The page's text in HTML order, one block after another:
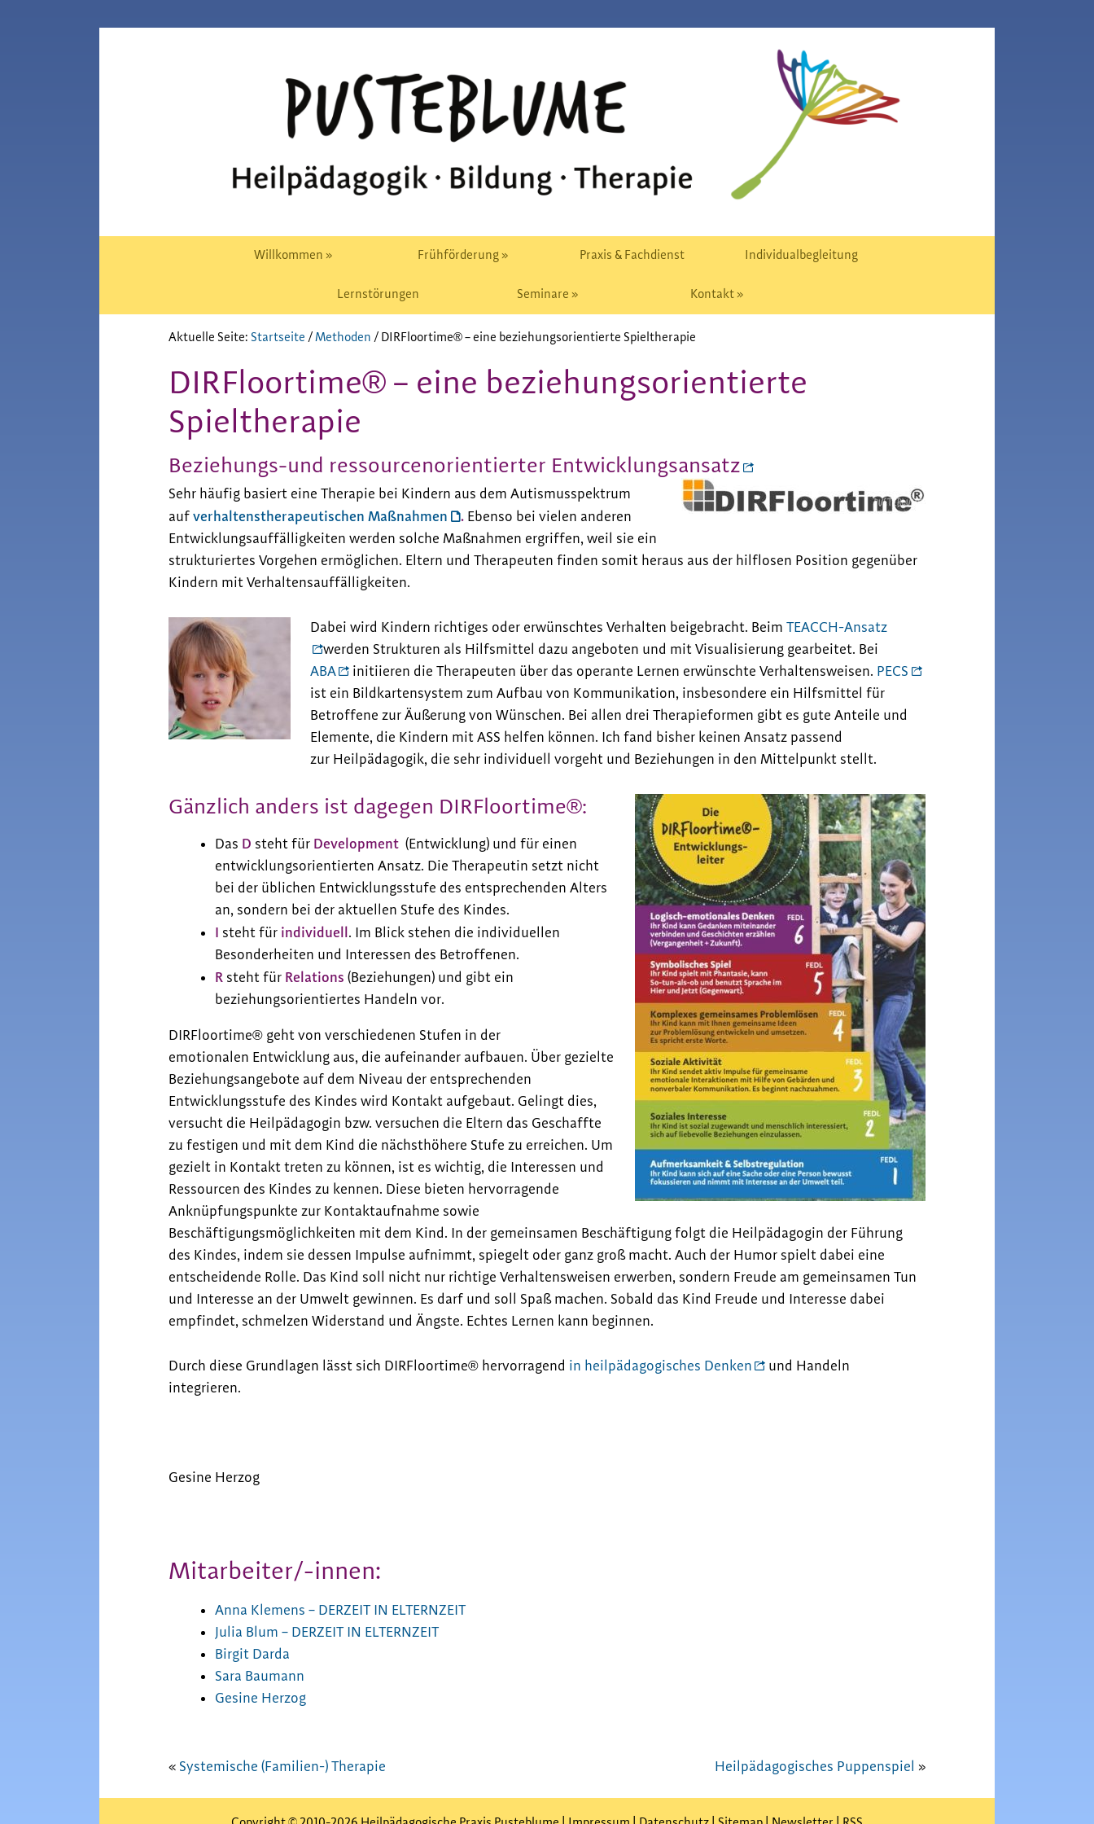
Hauptnavigation
Willkommen » Frühförderung » Praxis & Fachdienst Individualbegleitung
Lernstörungen Seminare » Kontakt »
Aktuelle Seite: Startseite /Methoden / DIRFloortime® – eine beziehungsorientierte Spieltherapie
DIRFloortime® – eine beziehungsorientierte
Spieltherapie
Beziehungs-und ressourcenorientierter Entwicklungsansatz
Sehr häufig basiert eine Therapie bei Kindern aus dem Autismusspektrum
aufverhaltenstherapeutischen Maßnahmen . Ebenso bei vielen anderen
Entwicklungsauffälligkeiten werden solche Maßnahmen ergriffen, weil sie ein
strukturiertes Vorgehen ermöglichen. Eltern und Therapeuten finden somit heraus aus der hilflosen Position gegenüber
Kindern mit Verhaltensauffälligkeiten.
Dabei wird Kindern richtiges oder erwünschtes Verhalten beigebracht. Beim TEACCH-Ansatz
werden Strukturen als Hilfsmittel dazu angeboten und mit Visualisierung gearbeitet. Bei
ABA
initiieren die Therapeuten über das operante Lernen erwünschte Verhaltensweisen. PECS
ist ein Bildkartensystem zum Aufbau von Kommunikation, insbesondere ein Hilfsmittel für
Betroffene zur Äußerung von Wünschen. Bei allen drei Therapieformen gibt es gute Anteile und
Elemente, die Kindern mit ASS helfen können. Ich fand bisher keinen Ansatz passend
zur Heilpädagogik, die sehr individuell vorgeht und Beziehungen in den Mittelpunkt stellt.
Gänzlich anders ist dagegen DIRFloortime®:
Das D steht für Development (Entwicklung) und für einen
entwicklungsorientierten Ansatz. Die Therapeutin setzt nicht
bei der üblichen Entwicklungsstufe des entsprechenden Alters
an, sondern bei der aktuellen Stufe des Kindes.
I steht für individuell. Im Blick stehen die individuellen
Besonderheiten und Interessen des Betroffenen.
R steht für Relations (Beziehungen) und gibt ein
beziehungsorientiertes Handeln vor.
DIRFloortime® geht von verschiedenen Stufen in der
emotionalen Entwicklung aus, die aufeinander aufbauen. Über gezielte
Beziehungsangebote auf dem Niveau der entsprechenden
Entwicklungsstufe des Kindes wird Kontakt aufgebaut. Gelingt dies,
versucht die Heilpädagogin bzw. versuchen die Eltern das Geschaffte
zu festigen und mit dem Kind die nächsthöhere Stufe zu erreichen. Um
gezielt in Kontakt treten zu können, ist es wichtig, die Interessen und
Ressourcen des Kindes zu kennen. Diese bieten hervorragende
Anknüpfungspunkte zur Kontaktaufnahme sowie
Beschäftigungsmöglichkeiten mit dem Kind. In der gemeinsamen Beschäftigung folgt die Heilpädagogin der Führung
des Kindes, indem sie dessen Impulse aufnimmt, spiegelt oder ganz groß macht. Auch der Humor spielt dabei eine
entscheidende Rolle. Das Kind soll nicht nur richtige Verhaltensweisen erwerben, sondern Freude am gemeinsamen Tun
und Interesse an der Umwelt gewinnen. Es darf und soll Spaß machen. Sobald das Kind Freude und Interesse dabei
empfindet, schmelzen Widerstand und Ängste. Echtes Lernen kann beginnen.
Durch diese Grundlagen lässt sich DIRFloortime® hervorragend in heilpädagogisches Denken
und Handeln
integrieren.
Gesine Herzog
Mitarbeiter/-innen:
Anna Klemens – DERZEIT IN ELTERNZEIT
Julia Blum – DERZEIT IN ELTERNZEIT
Birgit Darda
Sara Baumann
Gesine Herzog
« Systemische (Familien-) Therapie Heilpädagogisches Puppenspiel »